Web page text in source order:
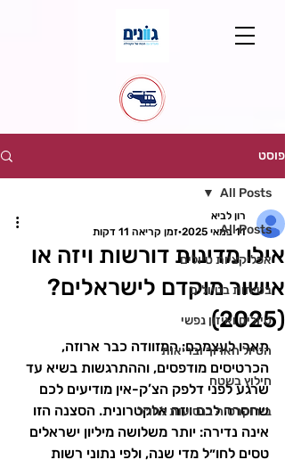
פוסט
All Posts
אפליקציות טיולים
בטיחות בטיולים
טיולים ואיזון נפשי
הטיול הארוך ובריאות
חילוץ בשטח
בירוקרטיה בנסיעות לחו״ל
All Posts
אילו מדינות דורשות ויזה או
אישור מוקדם לישראלים?
(2025)
רון לביא
11 במאי 2025
זמן קריאה 11 דקות
תארו לעצמכם: המזוודה כבר ארוזה,
הכרטיסים מודפסים, וההתרגשות בשיא עד
שרגע לפני דלפק הצ’ק-אין מודיעים לכם
שחסרה לכם ויזה אלקטרונית. הסצנה הזו
אינה נדירה: יותר משלושה מיליון ישראלים
טסים לחו״ל מדי שנה, ולפי נתוני רשות